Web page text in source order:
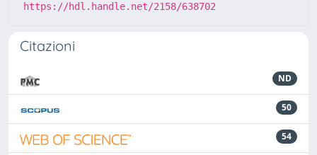
https://hdl.handle.net/2158/638702
Citazioni
ND
50
54